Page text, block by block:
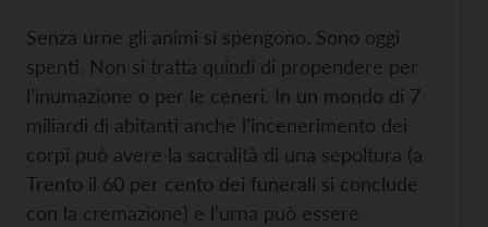
Senza urne gli animi si spengono. Sono oggi
spenti. Non si tratta quindi di propendere per
l’inumazione o per le ceneri. In un mondo di 7
miliardi di abitanti anche l’incenerimento dei
corpi può avere la sacralità di una sepoltura (a
Trento il 60 per cento dei funerali si conclude
con la cremazione) e l’urna può essere